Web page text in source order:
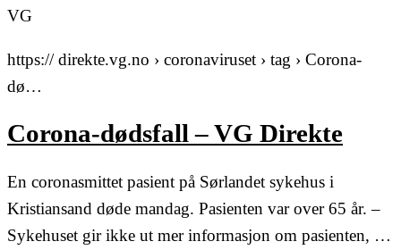
VG
https:// direkte.vg.no › coronaviruset › tag › Corona-
dø…
Corona-dødsfall – VG Direkte
En coronasmittet pasient på Sørlandet sykehus i
Kristiansand døde mandag. Pasienten var over 65 år. –
Sykehuset gir ikke ut mer informasjon om pasienten, …